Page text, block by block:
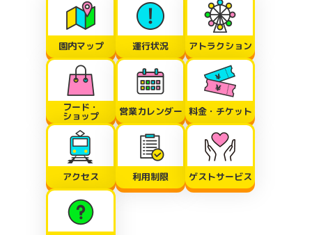
園内マップ 運行状況 アトラクション
フード・
ショップ 営業カレンダー 料金・チケット
アクセス 利用制限 ゲストサービス